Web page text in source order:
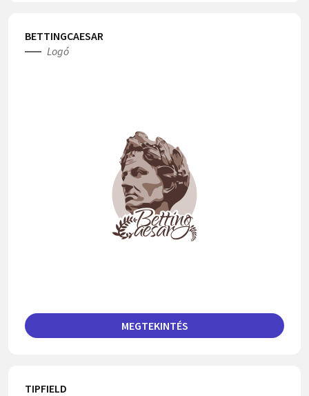
BETTINGCAESAR
Logó
MEGTEKINTÉS
TIPFIELD